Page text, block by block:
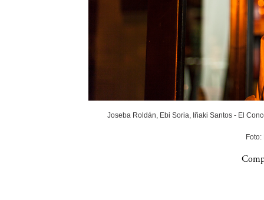
Joseba Roldán, Ebi Soria, Iñaki Santos - El